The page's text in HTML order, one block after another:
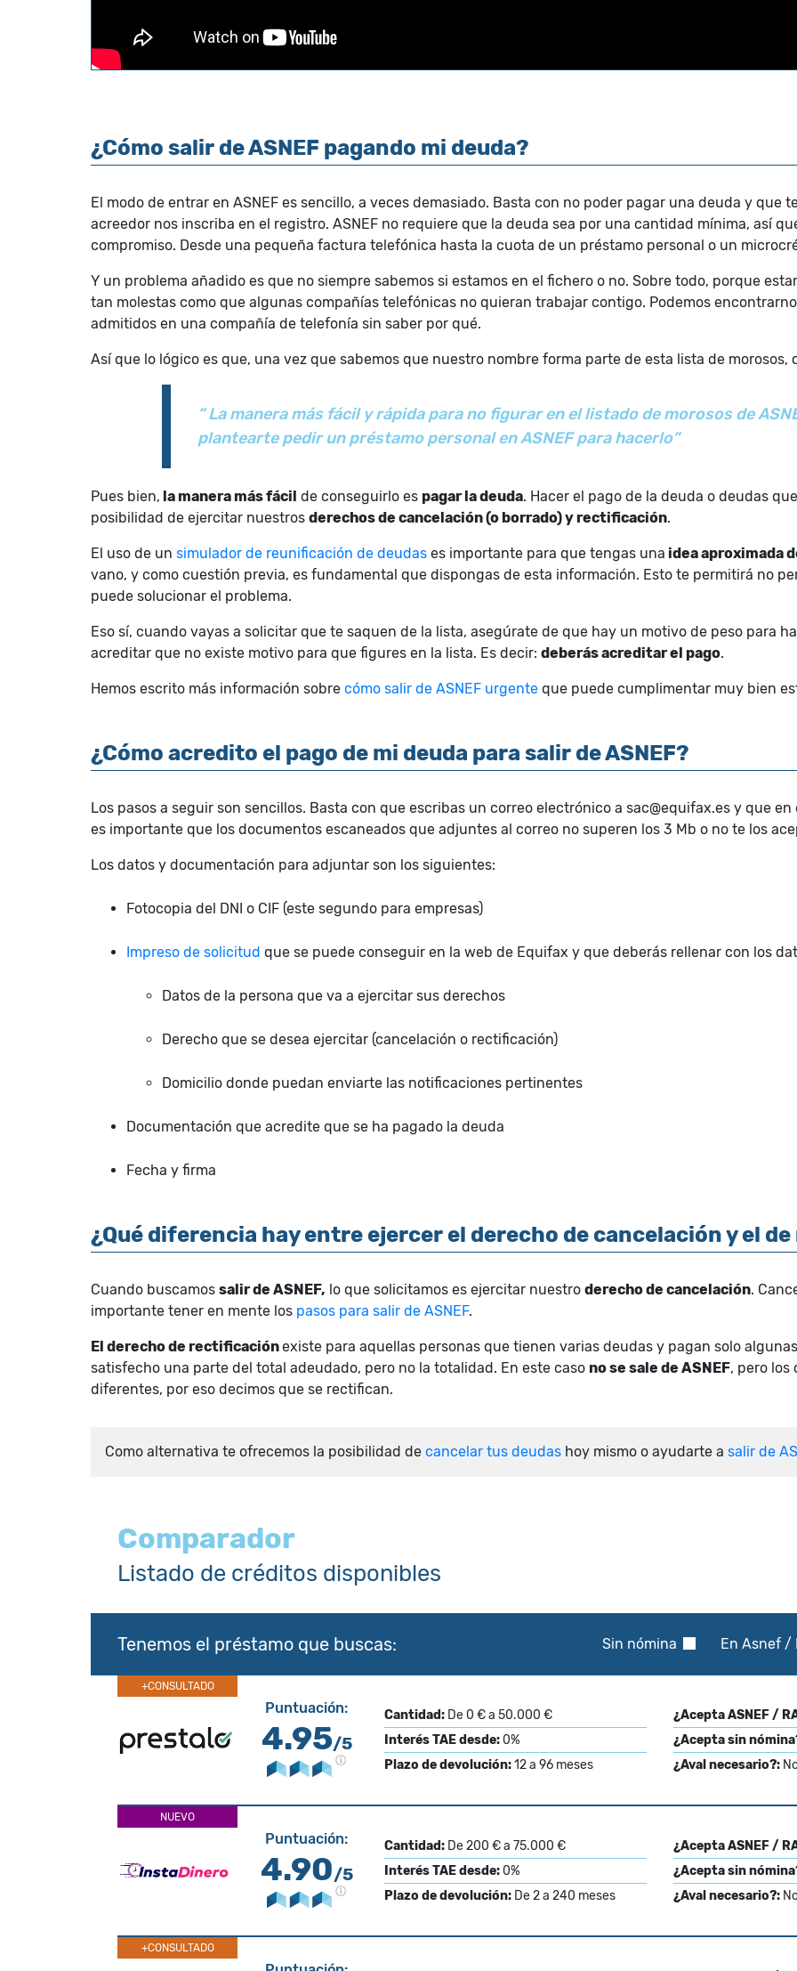
¿Cómo salir de ASNEF pagando mi deuda?
El modo de entrar en ASNEF es sencillo, a veces demasiado. Basta con no poder pagar una deuda y que
acreedor nos inscriba en el registro. ASNEF no requiere que la deuda sea por una cantidad mínima, así
compromiso. Desde una pequeña factura telefónica hasta la cuota de un préstamo personal o un
Y un problema añadido es que no siempre sabemos si estamos en el fichero o no. Sobre todo, porque
tan molestas como que algunas compañías telefónicas no quieran trabajar contigo. Podemos
admitidos en una compañía de telefonía sin saber por qué.
Así que lo lógico es que, una vez que sabemos que nuestro nombre forma parte de esta lista de
“ La manera más fácil y rápida para no figurar en el listado de morosos de
plantearte pedir un préstamo personal en ASNEF para hacerlo”
Pues bien, la manera más fácil de conseguirlo es pagar la deuda. Hacer el pago de la deuda o deudas
posibilidad de ejercitar nuestros derechos de cancelación (o borrado) y rectificación.
El uso de un simulador de reunificación de deudas es importante para que tengas una idea aproximada
vano, y como cuestión previa, es fundamental que dispongas de esta información. Esto te permitirá no
puede solucionar el problema.
Eso sí, cuando vayas a solicitar que te saquen de la lista, asegúrate de que hay un motivo de peso para
acreditar que no existe motivo para que figures en la lista. Es decir: deberás acreditar el pago.
Hemos escrito más información sobre cómo salir de ASNEF urgente que puede cumplimentar muy bien
¿Cómo acredito el pago de mi deuda para salir de ASNEF?
Los pasos a seguir son sencillos. Basta con que escribas un correo electrónico a sac@equifax.es y que
es importante que los documentos escaneados que adjuntes al correo no superen los 3 Mb o no te los
Los datos y documentación para adjuntar son los siguientes:
Fotocopia del DNI o CIF (este segundo para empresas)
Impreso de solicitud que se puede conseguir en la web de Equifax y que deberás rellenar con los
Datos de la persona que va a ejercitar sus derechos
Derecho que se desea ejercitar (cancelación o rectificación)
Domicilio donde puedan enviarte las notificaciones pertinentes
Documentación que acredite que se ha pagado la deuda
Fecha y firma
¿Qué diferencia hay entre ejercer el derecho de cancelación y el
Cuando buscamos salir de ASNEF, lo que solicitamos es ejercitar nuestro derecho de cancelación.
importante tener en mente los pasos para salir de ASNEF.
El derecho de rectificaciónexiste para aquellas personas que tienen varias deudas y pagan solo
satisfecho una parte del total adeudado, pero no la totalidad. En este caso no se sale de ASNEF, pero los
diferentes, por eso decimos que se rectifican.
Como alternativa te ofrecemos la posibilidad de cancelar tus deudas hoy mismo o ayudarte a salir de
Comparador
Listado de créditos disponibles
Tenemos el préstamo que buscas: Sin nómina En Asnef /
+CONSULTADO
Puntuación:
4.95/5
Cantidad: De 0 € a 50.000 €
Interés TAE desde:0%
Plazo de devolución:12 a 96 meses
¿Acepta ASNEF /
¿Acepta sin
¿Aval necesario?:
NUEVO
Puntuación:
4.90/5
Cantidad: De 200 € a 75.000 €
Interés TAE desde:0%
Plazo de devolución: De 2 a 240 meses
¿Acepta ASNEF /
¿Acepta sin
¿Aval necesario?:
+CONSULTADO